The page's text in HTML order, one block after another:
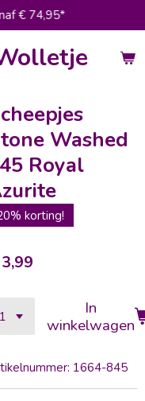
€ 74,95*
Washed
Royal
korting!
In
winkelwagen
1664-845